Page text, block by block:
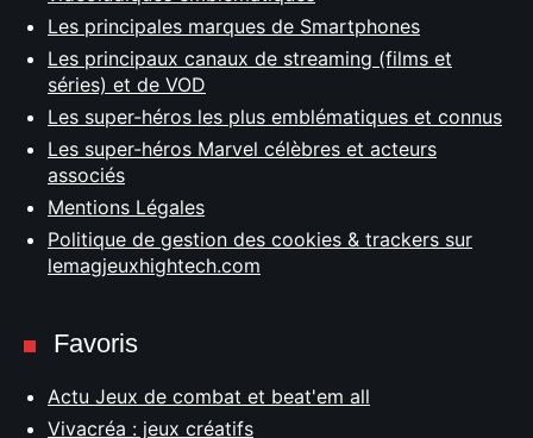
Les principales marques de Smartphones
Les principaux canaux de streaming (films et
séries) et de VOD
Les super-héros les plus emblématiques et connus
Les super-héros Marvel célèbres et acteurs
associés
Mentions Légales
Politique de gestion des cookies & trackers sur
lemagjeuxhightech.com
Favoris
Actu Jeux de combat et beat'em all
Vivacréa : jeux créatifs